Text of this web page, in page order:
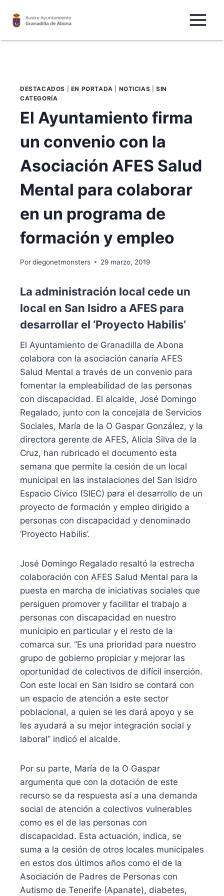
DESTACADOS EN PORTADA NOTICIAS |SIN
CATEGORÍA
El Ayuntamiento firma
un convenio con la
Asociación AFES Salud
Mental para colaborar
en un programa de
formación y empleo
Pordiegonetmonsters 29 marzo, 2019
La administración local cede un
local en San Isidro a AFES para
desarrollar el ‘Proyecto Habilis’
El Ayuntamiento de Granadilla de Abona
colabora con la asociación canaria AFES
Salud Mental a través de un convenio para
fomentar la empleabilidad de las personas
con discapacidad. El alcalde, José Domingo
Regalado, junto con la concejala de Servicios
Sociales, María de la O Gaspar González, y la
directora gerente de AFES, Alicia Silva de la
Cruz, han rubricado el documento esta
semana que permite la cesión de un local
municipal en las instalaciones del San Isidro
Espacio Cívico (SIEC) para el desarrollo de un
proyecto de formación y empleo dirigido a
personas con discapacidad y denominado
‘Proyecto Habilis’.
José Domingo Regalado resaltó la estrecha
colaboración con AFES Salud Mental para la
puesta en marcha de iniciativas sociales que
persiguen promover y facilitar el trabajo a
personas con discapacidad en nuestro
municipio en particular y el resto de la
comarca sur. “Es una prioridad para nuestro
grupo de gobierno propiciar y mejorar las
oportunidad de colectivos de difícil inserción.
Con este local en San Isidro se contará con
un espacio de atención a este sector
poblacional, a quien se les dará apoyo y se
les ayudará a su mejor integración social y
laboral” indicó el alcalde.
Por su parte, María de la O Gaspar
argumenta que con la dotación de este
recurso se da respuesta así a una demanda
social de atención a colectivos vulnerables
como es el de las personas con
discapacidad. Esta actuación, indica, se
suma a la cesión de otros locales municipales
en estos dos últimos años como el de la
Asociación de Padres de Personas con
Autismo de Tenerife (Apanate), diabetes,